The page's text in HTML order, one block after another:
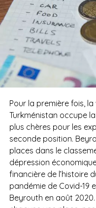
Pour la première fois,
Turkménistan occupe
plus chères pour les
seconde position.
places dans le
dépression
financière de l’histoire
pandémie de Covid-19
Beyrouth en août